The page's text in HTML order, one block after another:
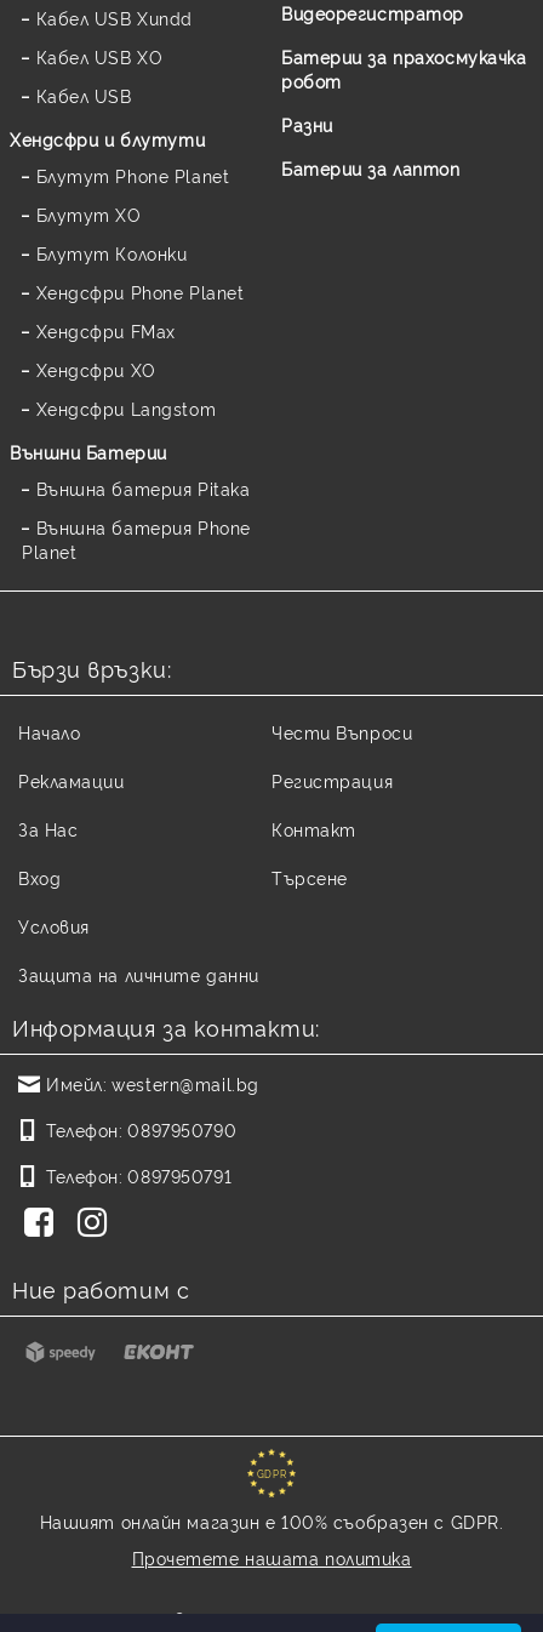
Кабел USB Xundd
Кабел USB XO
Кабел USB
Хендсфри и блутути
Блутут Phone Planet
Блутут XO
Блутут Колонки
Хендсфри Phone Planet
Хендсфри FMax
Хендсфри XO
Хендсфри Langstom
Външни Батерии
Външна батерия Pitaka
Външна батерия Phone
Planet
Видеорегистратор
Батерии за прахосмукачка
робот
Разни
Батерии за лаптоп
Бързи връзки:
Начало
Рекламации
За Нас
Вход
Чести Въпроси
Регистрация
Контакт
Търсене
Условия
Защита на личните данни
Информация за контакти:
Имейл: western@mail.bg
Телефон: 0897950790
Телефон: 0897950791
Ние работим с
GDPR
Нашият онлайн магазин е 100% съобразен с GDPR.
Прочетете нашата политика